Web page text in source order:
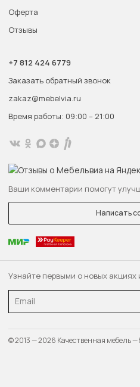
Узнайте первыми о новых акциях
Email
Оферта
Отзывы
+7 812 424 6779
Заказать обратный звонок
zakaz@mebelvia.ru
Время работы: 09:00 – 21:00
Ваши комментарии помогут
Написать
© 2013 — 2026 Качественная мебель —